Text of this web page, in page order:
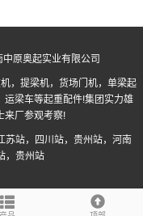
原奥起实业有限公司
，提梁机，货场门机，单梁起
梁车等起重配件!集团实力雄
来厂参观考察!
苏站， 四川站， 贵州站， 河南
， 贵州站